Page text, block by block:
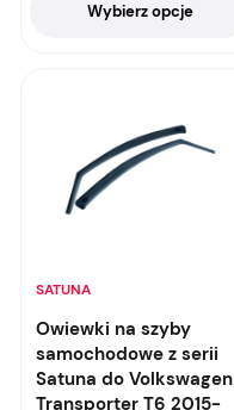
Wybierz opcje
SATUNA
Owiewki na szyby
samochodowe z serii
Satuna do Volkswagen
Transporter T6 2015-